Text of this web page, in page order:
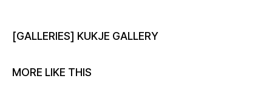
[GALLERIES] KUKJE GALLERY
MORE LIKE THIS